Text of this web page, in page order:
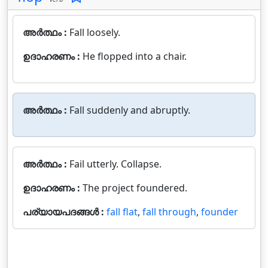
അർത്ഥം : Fall loosely.
ഉദാഹരണം : He flopped into a chair.
അർത്ഥം : Fall suddenly and abruptly.
അർത്ഥം : Fail utterly. Collapse.
ഉദാഹരണം : The project foundered.
പര്യായപദങ്ങൾ : fall flat, fall through, founder